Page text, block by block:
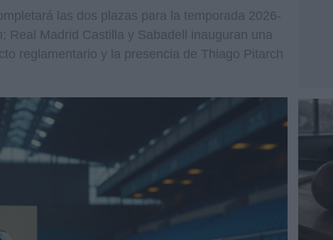
las dos plazas para la temporada 2026-
Real Madrid Castilla y Sabadell inauguran una
reglamentario y la presencia de Thiago Pitarch